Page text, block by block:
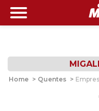
Home > Quentes >